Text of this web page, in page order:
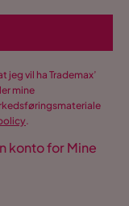
vil ha Trademax’
mine
.
konto for Mine